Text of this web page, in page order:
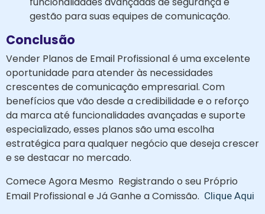
gestão para suas equipes de comunicação.
Conclusão
Vender Planos de Email Profissional é uma excelente
oportunidade para atender às necessidades
crescentes de comunicação empresarial. Com
benefícios que vão desde a credibilidade e o reforço
da marca até funcionalidades avançadas e suporte
especializado, esses planos são uma escolha
estratégica para qualquer negócio que deseja crescer
e se destacar no mercado.
Comece Agora Mesmo Registrando o seu Próprio
Email Profissional e Já Ganhe a Comissão. Clique Aqui